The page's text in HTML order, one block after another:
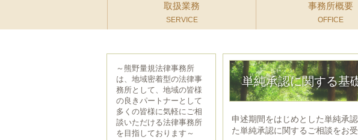
取扱業務
SERVICE
事務所概要
OFFICE
～熊野量規法律事務所
は、地域密着型の法律事
務所として、地域の皆様
の良きパートナーとして
多くの皆様に気軽にご相
談いただける法律事務所
を目指しております～
単純承認に関する基
申述期間をはじめとした単純承
た単純承認に関するご相談をお